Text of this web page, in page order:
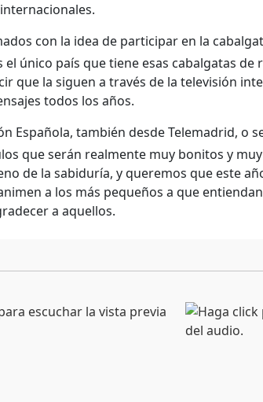
con la idea de participar en la
único país que tiene esas cabalgatas de
que la siguen a través de la televisión
todos los años.
Española, también desde Telemadrid, o
que serán realmente muy bonitos y
de la sabiduría, y queremos que este
a los más pequeños a que
a aquellos.